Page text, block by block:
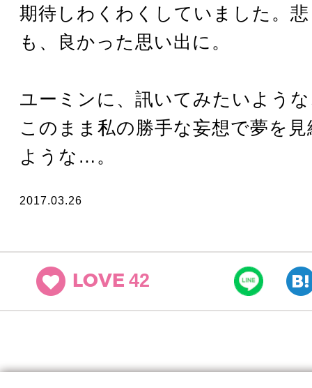
期待しわくわくしていました。
も、良かった思い出に。
ユーミンに、訊いてみたいよう
このまま私の勝手な妄想で夢を
ような…。
2017.03.26
LOVE 42